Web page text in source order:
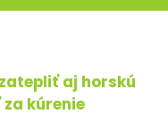
aj horskú
kúrenie